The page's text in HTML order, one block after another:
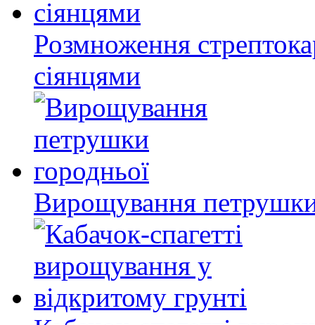
Розмноження
сіянцями
Вирощування